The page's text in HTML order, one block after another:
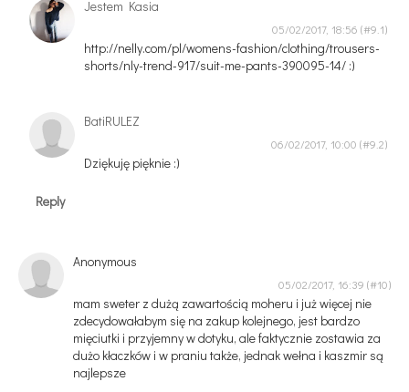
Jestem Kasia
05/02/2017, 18:56
http://nelly.com/pl/womens-fashion/clothing/trousers-
shorts/nly-trend-917/suit-me-pants-390095-14/ :)
BatiRULEZ
06/02/2017, 10:00
Dziękuję pięknie :)
Reply
Anonymous
05/02/2017, 16:39
mam sweter z dużą zawartością moheru i już więcej nie
zdecydowałabym się na zakup kolejnego, jest bardzo
mięciutki i przyjemny w dotyku, ale faktycznie zostawia za
dużo kłaczków i w praniu także, jednak wełna i kaszmir są
najlepsze